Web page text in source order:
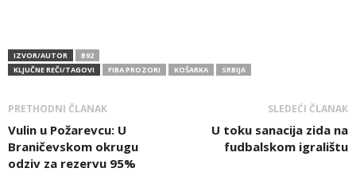
IZVOR/AUTOR
B92
KLJUČNE REČI/TAGOVI
FIBA PROZORI KOŠARKA SRBIJA
PRETHODNI ČLANAK
Vulin u Požarevcu: U
Braničevskom okrugu
odziv za rezervu 95%
SLEDEĆI ČLANAK
U toku sanacija zida na
fudbalskom igralištu